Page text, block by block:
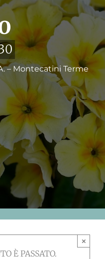
– Montecatini Terme
È PASSATO.
×